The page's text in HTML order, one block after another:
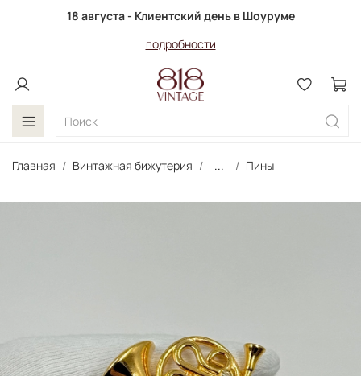
18 августа - Клиентский день в Шоуруме
подробности
Главная Винтажная бижутерия ... Пины